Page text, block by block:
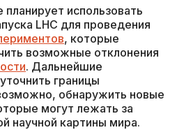
использовать
LHC для проведения
, которые
возможные отклонения
. Дальнейшие
границы
обнаружить новые
могут лежать за
научной картины мира.